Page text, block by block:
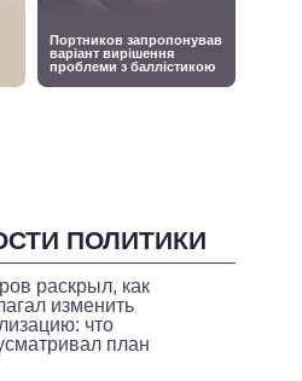
ПОЛИТИКИ
раскрыл, как
изменить
что
план